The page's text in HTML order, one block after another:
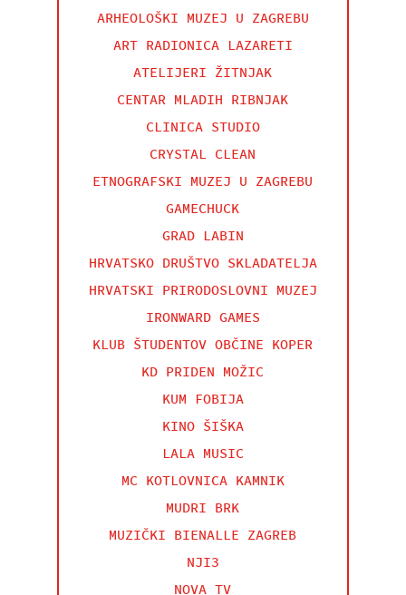
ARHEOLOŠKI MUZEJ U ZAGREBU
ART RADIONICA LAZARETI
ATELIJERI ŽITNJAK
CENTAR MLADIH RIBNJAK
CLINICA STUDIO
CRYSTAL CLEAN
ETNOGRAFSKI MUZEJ U ZAGREBU
GAMECHUCK
GRAD LABIN
HRVATSKO DRUŠTVO SKLADATELJA
HRVATSKI PRIRODOSLOVNI MUZEJ
IRONWARD GAMES
KLUB ŠTUDENTOV OBČINE KOPER
KD PRIDEN MOŽIC
KUM FOBIJA
KINO ŠIŠKA
LALA MUSIC
MC KOTLOVNICA KAMNIK
MUDRI BRK
MUZIČKI BIENALLE ZAGREB
NJI3
NOVA TV